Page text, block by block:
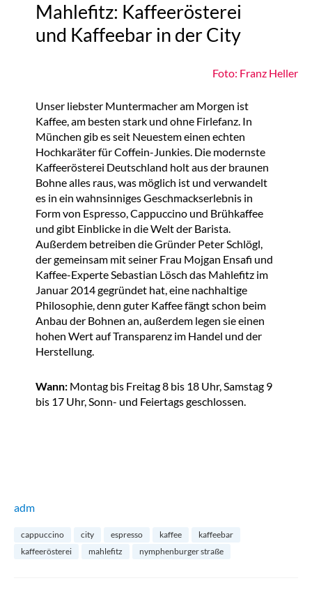
Mahlefitz: Kaffeerösterei
und Kaffeebar in der City
Foto: Franz Heller
Unser liebster Muntermacher am Morgen ist
Kaffee, am besten stark und ohne Firlefanz. In
München gib es seit Neuestem einen echten
Hochkaräter für Coffein-Junkies. Die modernste
Kaffeerösterei Deutschland holt aus der braunen
Bohne alles raus, was möglich ist und verwandelt
es in ein wahnsinniges Geschmackserlebnis in
Form von Espresso, Cappuccino und Brühkaffee
und gibt Einblicke in die Welt der Barista.
Außerdem betreiben die Gründer Peter Schlögl,
der gemeinsam mit seiner Frau Mojgan Ensafi und
Kaffee-Experte Sebastian Lösch das Mahlefitz im
Januar 2014 gegründet hat, eine nachhaltige
Philosophie, denn guter Kaffee fängt schon beim
Anbau der Bohnen an, außerdem legen sie einen
hohen Wert auf Transparenz im Handel und der
Herstellung.
Wann: Montag bis Freitag 8 bis 18 Uhr, Samstag 9
bis 17 Uhr, Sonn- und Feiertags geschlossen.
adm
cappuccino city espresso kaffee
kaffeebar
kaffeerösterei
mahlefitz nymphenburger straße